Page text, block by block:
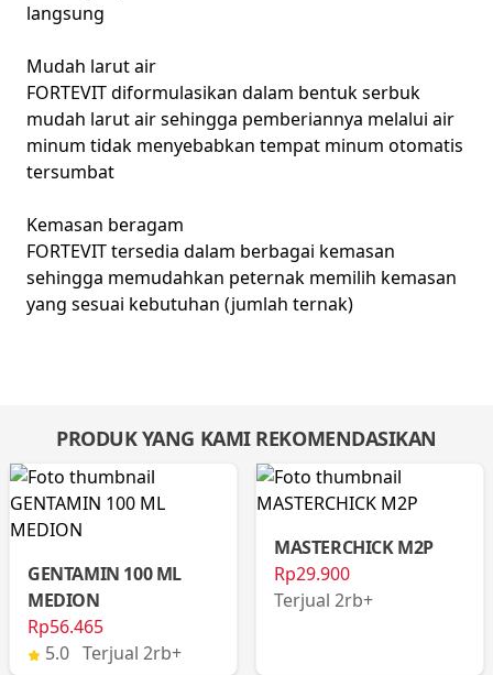
langsung
Mudah larut air
FORTEVIT diformulasikan dalam bentuk serbuk
mudah larut air sehingga pemberiannya melalui air
minum tidak menyebabkan tempat minum otomatis
tersumbat
Kemasan beragam
FORTEVIT tersedia dalam berbagai kemasan
sehingga memudahkan peternak memilih kemasan
yang sesuai kebutuhan (jumlah ternak)
PRODUK YANG KAMI REKOMENDASIKAN
GENTAMIN 100 ML
MEDION
Rp56.465
5.0 Terjual 2rb+
MASTERCHICK M2P
Rp29.900
Terjual 2rb+